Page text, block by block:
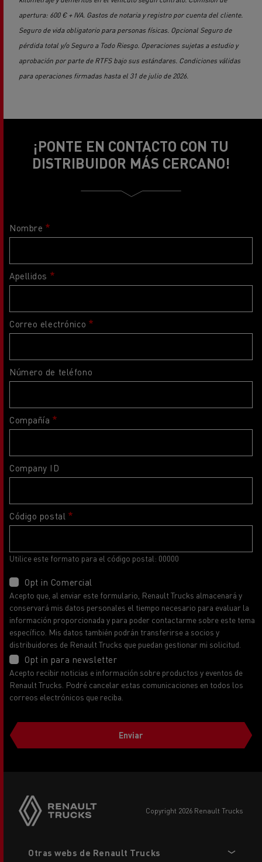
apertura: 600 € + IVA. Gastos de notaria y registro por cuenta del cliente.
Seguro de vida obligatorio para personas físicas. Opcional Seguro de
pérdida total y/o Seguro a Todo Riesgo. Operaciones sujetas a estudio y
aprobación por parte de RTFS bajo sus estándares. Condiciones válidas
para operaciones firmadas hasta el 31 de julio de 2026.
¡PONTE EN CONTACTO CON TU
DISTRIBUIDOR MÁS CERCANO!
Nombre
Apellidos
Correo electrónico
Número de teléfono
Compañía
Company ID
Código postal
Utilice este formato para el código postal: 00000
Opt in Comercial
Acepto que, al enviar este formulario, Renault Trucks almacenará y
conservará mis datos personales el tiempo necesario para evaluar la
información proporcionada y para poder contactarme sobre este tema
específico. Mis datos también podrán transferirse a socios y
distribuidores de Renault Trucks que puedan gestionar mi solicitud.
Opt in para newsletter
Acepto recibir noticias e información sobre productos y eventos de
Renault Trucks. Podré cancelar estas comunicaciones en todos los
correos electrónicos que reciba.
Enviar
copyright 2026 Renault Trucks
menu
Otras webs de Renault Trucks